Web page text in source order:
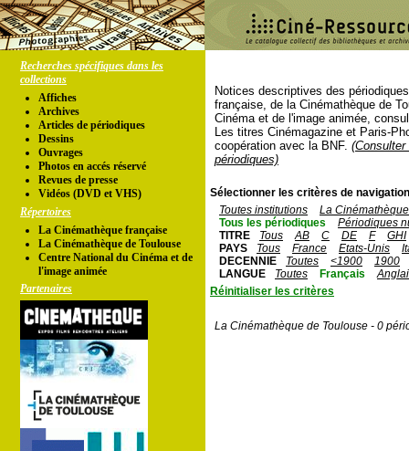
Recherches spécifiques dans les
collections
Affiches
Archives
Articles de périodiques
Dessins
Ouvrages
Photos en accés réservé
Revues de presse
Vidéos (DVD et VHS)
Répertoires
La Cinémathèque française
La Cinémathèque de Toulouse
Centre National du Cinéma et de
l'image animée
Partenaires
Notices descriptives des
française, de la Cinémathèque de
Cinéma et de l'image animée,
Les titres Cinémagazine et Paris-
coopération avec la BNF.
périodiques)
Sélectionner les critères de
Toutes institutions
La
Tous les périodiques
Périodiques
TITRE
Tous AB C DE F
GHI
PAYS
Tous France Etats-Unis
DECENNIE
Toutes <1900
1900
LANGUE
Toutes Français
Réinitialiser les critères
La Cinémathèque de Toulouse - 0